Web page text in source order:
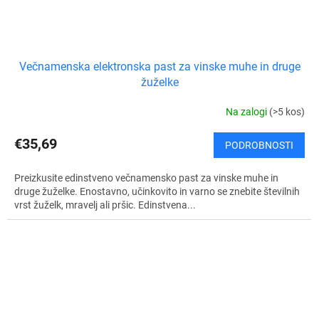
Večnamenska elektronska past za vinske muhe in druge
žuželke
Na zalogi (>5 kos)
€35,69 PODROBNOSTI
Preizkusite edinstveno večnamensko past za vinske muhe in
druge žuželke. Enostavno, učinkovito in varno se znebite številnih
vrst žuželk, mravelj ali pršic. Edinstvena...